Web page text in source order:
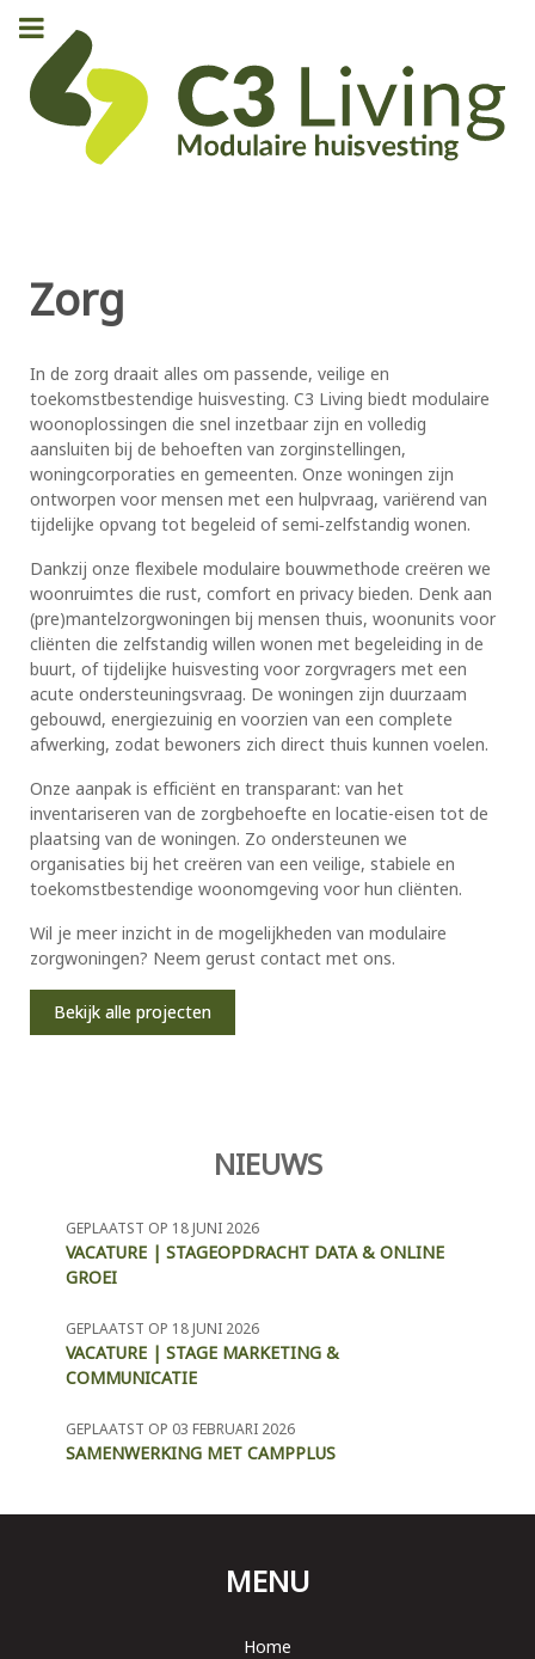
Zorg
In de zorg draait alles om passende, veilige en
toekomstbestendige huisvesting. C3 Living biedt modulaire
woonoplossingen die snel inzetbaar zijn en volledig
aansluiten bij de behoeften van zorginstellingen,
woningcorporaties en gemeenten. Onze woningen zijn
ontworpen voor mensen met een hulpvraag, variërend van
tijdelijke opvang tot begeleid of semi‑zelfstandig wonen.
Dankzij onze flexibele modulaire bouwmethode creëren we
woonruimtes die rust, comfort en privacy bieden. Denk aan
(pre)mantelzorgwoningen bij mensen thuis, woonunits voor
cliënten die zelfstandig willen wonen met begeleiding in de
buurt, of tijdelijke huisvesting voor zorgvragers met een
acute ondersteuningsvraag. De woningen zijn duurzaam
gebouwd, energiezuinig en voorzien van een complete
afwerking, zodat bewoners zich direct thuis kunnen voelen.
Onze aanpak is efficiënt en transparant: van het
inventariseren van de zorgbehoefte en locatie-eisen tot de
plaatsing van de woningen. Zo ondersteunen we
organisaties bij het creëren van een veilige, stabiele en
toekomstbestendige woonomgeving voor hun cliënten.
Wil je meer inzicht in de mogelijkheden van modulaire
zorgwoningen? Neem gerust contact met ons.
Bekijk alle projecten
NIEUWS
GEPLAATST OP 18 JUNI 2026
VACATURE | STAGEOPDRACHT DATA & ONLINE
GROEI
GEPLAATST OP 18 JUNI 2026
VACATURE | STAGE MARKETING &
COMMUNICATIE
GEPLAATST OP 03 FEBRUARI 2026
SAMENWERKING MET CAMPPLUS
MENU
Home